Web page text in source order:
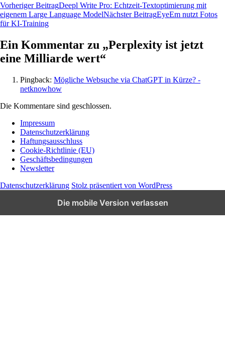
Vorheriger BeitragDeepl Write Pro: Echtzeit-Textoptimierung mit
eigenem Large Language ModelNächster BeitragEyeEm nutzt Fotos
für KI-Training
Ein Kommentar zu „Perplexity ist jetzt
eine Milliarde wert“
Pingback: Mögliche Websuche via ChatGPT in Kürze? -
netknowhow
Die Kommentare sind geschlossen.
Wissen und News zu KI, Social Media und
Co.
Impressum
Datenschutzerklärung
Haftungsausschluss
Cookie-Richtlinie (EU)
Geschäftsbedingungen
Newsletter
Datenschutzerklärung Stolz präsentiert von WordPress
Die mobile Version verlassen